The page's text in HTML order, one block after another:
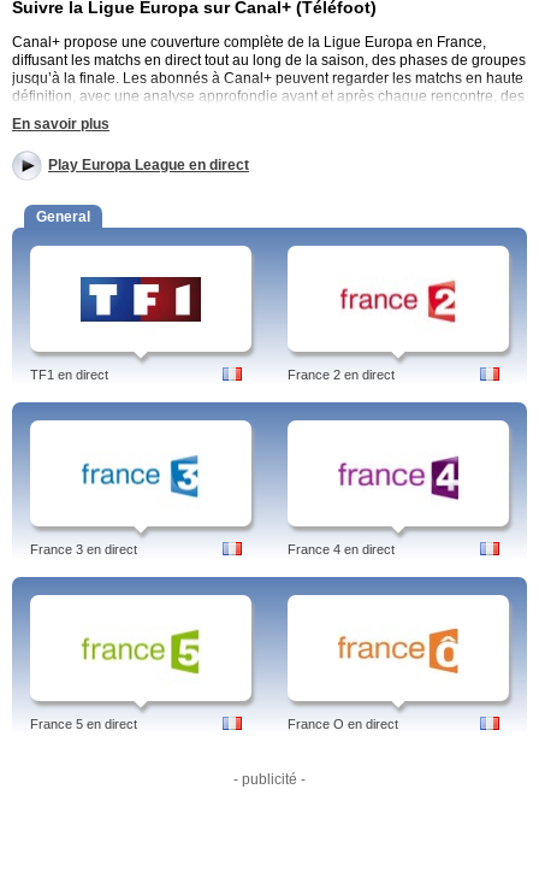
Suivre la Ligue Europa sur Canal+ (Téléfoot)
Canal+ propose une couverture complète de la Ligue Europa en France,
diffusant les matchs en direct tout au long de la saison, des phases de groupes
jusqu’à la finale. Les abonnés à Canal+ peuvent regarder les matchs en haute
définition, avec une analyse approfondie avant et après chaque rencontre, des
interviews exclusives et des commentaires d’experts du football.
En plus de la diffusion sur la télévision classique, Canal+ offre un service de
streaming via myCanal, permettant aux spectateurs de suivre les matchs sur
flexibilité permet de ne manquer aucun match, même en déplacement. Les
moments forts et les résumés des matchs sont également disponibles à la
Pour plus d’informations sur l’abonnement et l’accès à la Ligue Europa, visitez
Tags: europa league, resultat, calendrier, om, wiki, 2024, w9, asse, pronostic,
2025 calendrier 2026
Author: Jens Borghardt
Linked-in
En savoir plus
Play Europa League en direct
General
TF1 en direct France 2 en direct
France 3 en direct France 4 en direct
France 5 en direct France O en direct
- publicité -